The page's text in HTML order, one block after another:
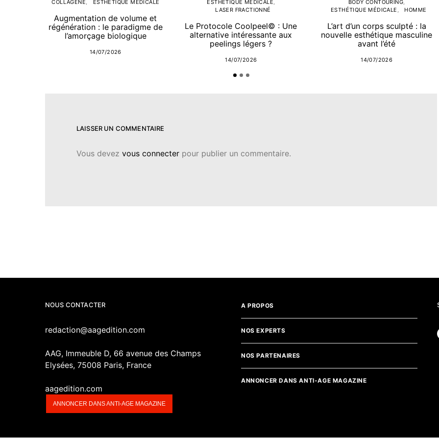
COLLAGÈNE ESTHÉTIQUE MÉDICALE
Augmentation de volume et
régénération : le paradigme de
l’amorçage biologique
14/07/2026
ESTHÉTIQUE MÉDICALE
LASER FRACTIONNÉ
Le Protocole Coolpeel© : Une
alternative intéressante aux
peelings légers ?
14/07/2026
BODY CONTOURING
ESTHÉTIQUE MÉDICALE
HOMME
L’art d’un corps sculpté : la
nouvelle esthétique masculine
avant l’été
14/07/2026
LAISSER UN COMMENTAIRE
Vous devez vous connecter pour publier un commentaire.
NOUS CONTACTER
redaction@aagedition.com
AAG, Immeuble D, 66 avenue des Champs
Elysées, 75008 Paris, France
aagedition.com
ANNONCER DANS ANTI-AGE MAGAZINE
A PROPOS
NOS EXPERTS
NOS PARTENAIRES
ANNONCER DANS ANTI-AGE MAGAZINE